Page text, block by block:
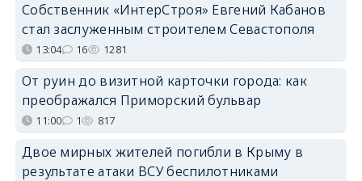
Собственник «ИнтерСтроя» Евгений Кабанов
стал заслуженным строителем Севастополя
13:04 16 1281
От руин до визитной карточки города: как
преображался Приморский бульвар
11:00 1 817
Двое мирных жителей погибли в Крыму в
результате атаки ВСУ беспилотниками